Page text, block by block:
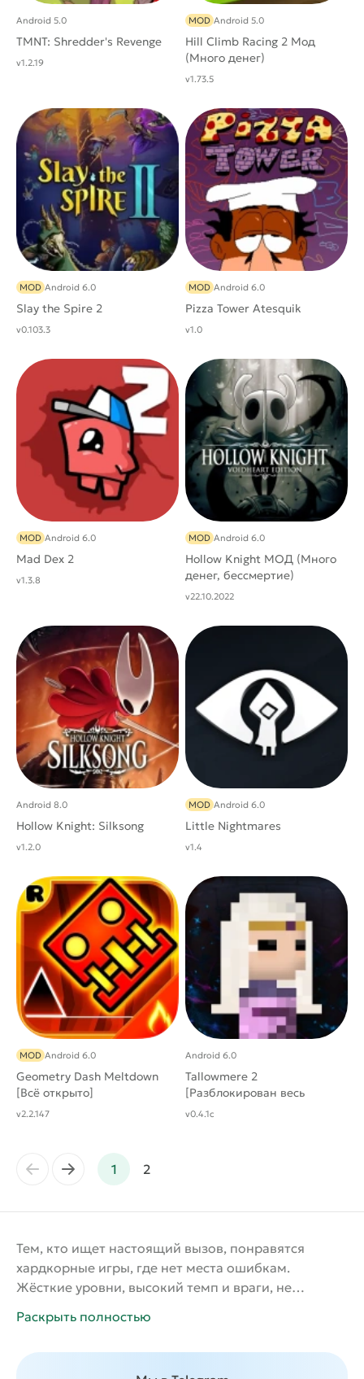
TMNT: Shredder's Revenge
Android 5.0
v1.2.19
Hill Climb Racing 2 Мод
(Много денег)
MOD Android 5.0
v1.73.5
Slay the Spire 2
MOD Android 6.0
v0.103.3
Pizza Tower Atesquik
MOD Android 6.0
v1.0
Mad Dex 2
MOD Android 6.0
v1.3.8
Hollow Knight МОД (Много
денег, бессмертие)
MOD Android 6.0
v22.10.2022
Hollow Knight: Silksong
Android 8.0
v1.2.0
Little Nightmares
MOD Android 6.0
v1.4
Geometry Dash Meltdown
[Всё открыто]
MOD Android 6.0
v2.2.147
Tallowmere 2
[Разблокирован весь
контент]
Android 6.0
v0.4.1c
← → 1 2
Тем, кто ищет настоящий вызов, понравятся
хардкорные игры, где нет места ошибкам.
Жёсткие уровни, высокий темп и враги, не
особенно ценной. Скачайте сложные игры на
Раскрыть полностью